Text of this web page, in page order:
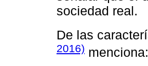
sociedad real.
De las
2016) menciona: